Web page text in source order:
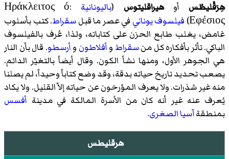
هِرَقْليطُس أوهيراقليتوس (باليونانية
:Ηράκλειτος ό
Εφέσιος) فيلسوف يونانيفي عصر ما قبلسقراط. كتب بأسلوب
غامض، يغلب طابع الحزن على كتاباته، ولذا، عُرف بالفيلسوف
الباكي. تأثر بأفكاره كل منسقراط وأفلاطون وأرسطو. قال بأن النار
هي الجوهر الأول، ومنها نشأ الكون. وقال أيضاً بالتغيّر الدائم.
يصعب تحديد تاريخ حياته بدقة، وقد وضع كتاباً وحيداً، لم يصلنا
منه غير شذرات. ولا يعرف المؤرخون عن حياته إلاّ القليل. ولا يكاد
يُعرف عنه غير أنه كان من الأسرة المالكة في مدينة أفسس
بمنطقةآسيا الصغرى.
هرقليطس